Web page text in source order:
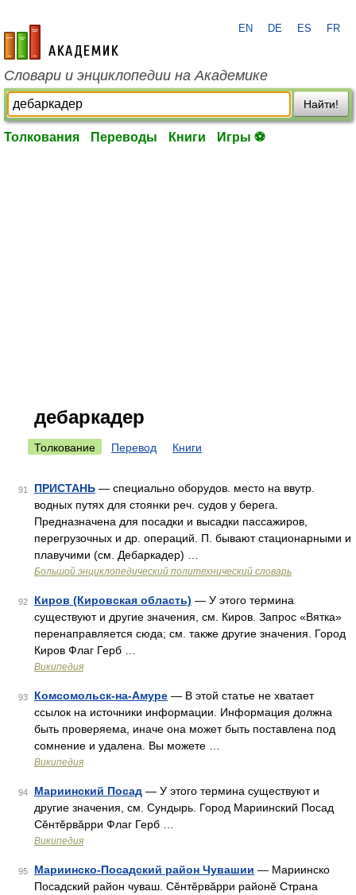
academic.ru
EN DE ES FR
Словари и энциклопедии на Академике
Найти!
Толкования Переводы Книги Игры ⚽
дебаркадер
Толкование Перевод Книги
91 ПРИСТАНЬ — специально оборудов. место на ввутр.
водных путях для стоянки реч. судов у берега.
Предназначена для посадки и высадки пассажиров,
перегрузочных и др. операций. П. бывают стационарными и
плавучими (см. Дебаркадер) …
Большой энциклопедический политехнический словарь
92 Киров (Кировская область) — У этого термина
существуют и другие значения, см. Киров. Запрос «Вятка»
перенаправляется сюда; см. также другие значения. Город
Киров Флаг Герб …
Википедия
93 Комсомольск-на-Амуре — В этой статье не хватает
ссылок на источники информации. Информация должна
быть проверяема, иначе она может быть поставлена под
сомнение и удалена. Вы можете …
Википедия
94 Мариинский Посад — У этого термина существуют и
другие значения, см. Сундырь. Город Мариинский Посад
Сĕнтĕрвăрри Флаг Герб …
Википедия
95 Мариинско-Посадский район Чувашии — Мариинско
Посадский район чуваш. Сĕнтĕрвăрри районĕ Страна